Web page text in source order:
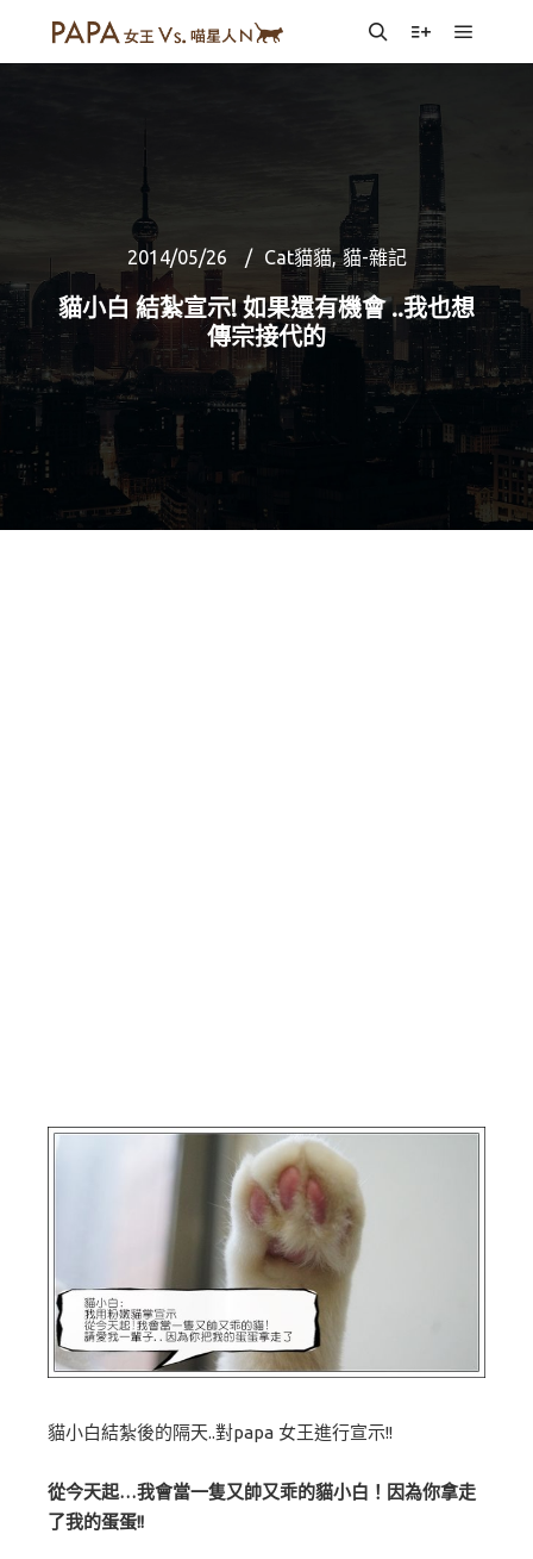
SearchMore info
Main
2014/05/26 Cat貓貓,貓-雜記
貓小白 結紮宣示! 如果還有機會 ..我也想
傳宗接代的
貓小白結紮後的隔天..對papa 女王進行宣示!!
從今天起…我會當一隻又帥又乖的貓小白！因為你拿走
了我的蛋蛋!!